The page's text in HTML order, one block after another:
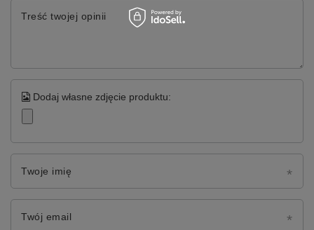
Treść twojej opinii
Dodaj własne zdjęcie produktu:
Twoje imię
Twój email